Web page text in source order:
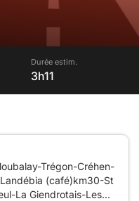
Durée estim.
3h11
Trégon-Créhen-
(café)km30-St
La Giendrotais-Les